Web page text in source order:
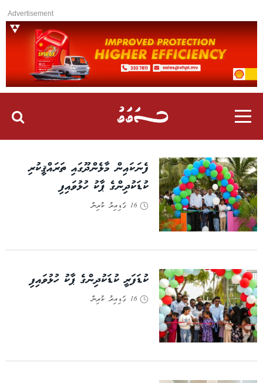
Advertisement
ފެނަކައިން މާޅެންދޫގައި ތަރައްޤީކުރި
ކުޑަކުދިންގެ ޕާކު ހުޅުވައިފި
16 ގަޑިއިރު ކުރިން
ކުޑަފަރީ ކުޑަކުދިންގެ ޕާކު ހުޅުވައިފި
16 ގަޑިއިރު ކުރިން